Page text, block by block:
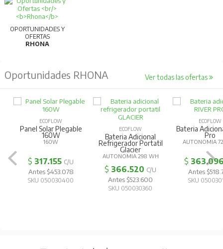
OPORTUNIDADES Y
OFERTAS
RHONA
Oportunidades RHONA Ver todas las ofertas
ECOFLOW
Panel Solar Plegable
160W
160W
$ 317.155 C/U
Antes $453.078
SKU 050030400
ECOFLOW
Bateria Adicional
Refrigerador Portatil
Glacier
AUTONOMIA 298 WH
$ 366.520 C/U
Antes $523.600
SKU 050030360
ECOFLOW
Bateria
Pro
AUTONOMIA
$
Antes
SKU